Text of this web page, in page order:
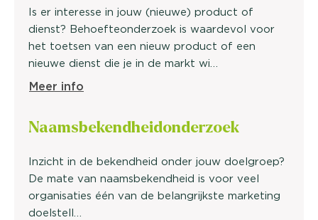
Is er interesse in jouw (nieuwe) product of
dienst? Behoefteonderzoek is waardevol voor
het toetsen van een nieuw product of een
nieuwe dienst die je in de markt wi…
Meer info
Naamsbekendheidonderzoek
Inzicht in de bekendheid onder jouw doelgroep?
De mate van naamsbekendheid is voor veel
organisaties één van de belangrijkste marketing
doelstell…